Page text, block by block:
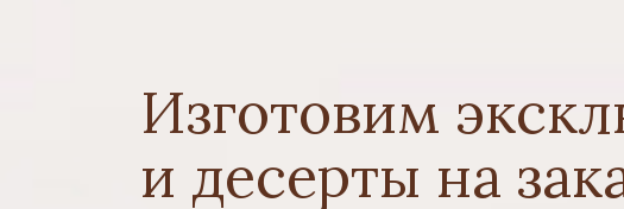
Изготовим
и десерты на